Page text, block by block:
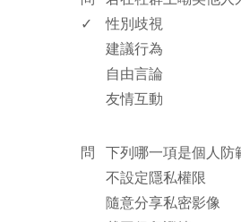
✓
性別歧視
建議行為
自由言論
友情互動
問
下列哪一項是個人防
不設定隱私權限
隨意分享私密影像